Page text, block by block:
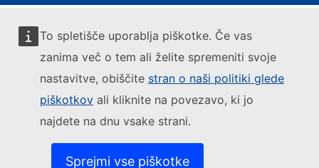
To spletišče uporablja piškotke. Če vas
zanima več o tem ali želite spremeniti svoje
nastavitve, obiščite stran o naši politiki glede
piškotkov ali kliknite na povezavo, ki jo
najdete na dnu vsake strani.
Sprejmi vse piškotke